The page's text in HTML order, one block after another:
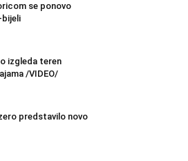
se ponovo
bijeli
izgleda teren
/VIDEO/
predstavilo novo